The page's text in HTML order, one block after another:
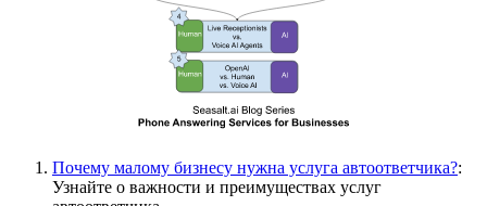
Почему малому бизнесу нужна услуга автоответчика?:
Узнайте о важности и преимуществах услуг